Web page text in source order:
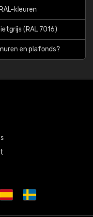
kleuren
(RAL 7016)
en plafonds?